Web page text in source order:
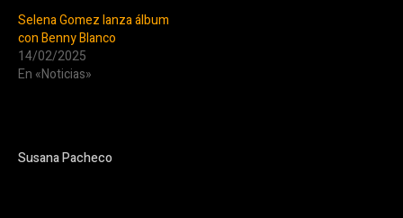
Selena Gomez lanza álbum
con Benny Blanco
14/02/2025
En «Noticias»
Susana Pacheco